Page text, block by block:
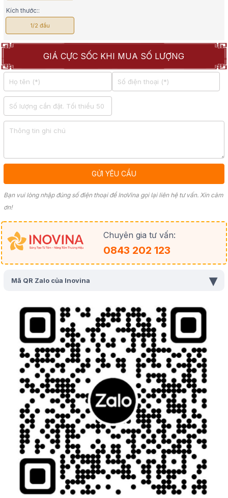
Kích thước::
1/2 đầu
GIÁ CỰC SỐC KHI MUA SỐ LƯỢNG
Bạn vui lòng nhập đúng số điện thoại để InoVina gọi lại liên hệ tư vấn. Xin cảm
ơn!
Chuyên gia tư vấn:
0843 202 123
Mã QR Zalo của Inovina ▾